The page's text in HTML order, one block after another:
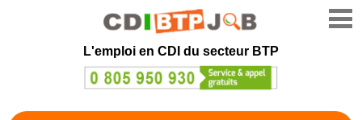
L'emploi en CDI du secteur BTP